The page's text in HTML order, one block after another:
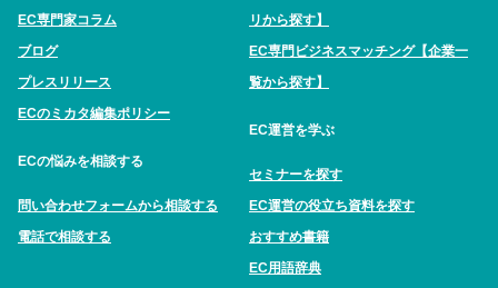
EC専門家コラム
ブログ
プレスリリース
ECのミカタ編集ポリシー
ECの悩みを相談する
問い合わせフォームから相談する
電話で相談する
リから探す】
EC専門ビジネスマッチング【企業一
覧から探す】
EC運営を学ぶ
セミナーを探す
EC運営の役立ち資料を探す
おすすめ書籍
EC用語辞典